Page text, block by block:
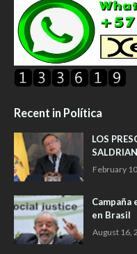
Recent in Política
LOS
February
en Brasil
August 16,